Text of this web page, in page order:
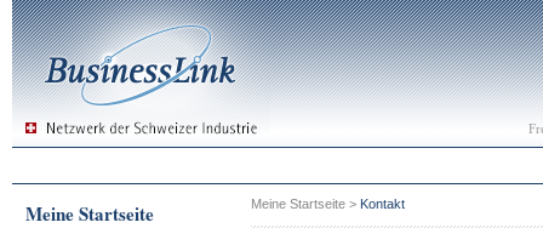
Meine Startseite
Meine Startseite > Kontakt